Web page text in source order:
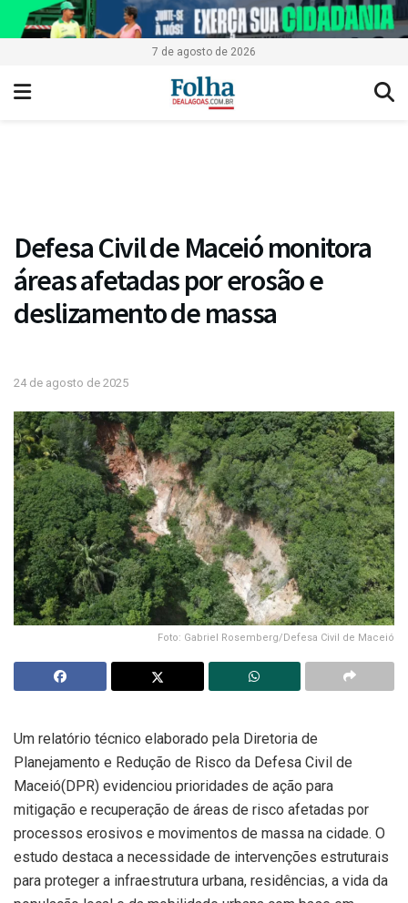
7 de agosto de 2026
Defesa Civil de Maceió monitora
áreas afetadas por erosão e
deslizamento de massa
24 de agosto de 2025
Foto: Gabriel Rosemberg/Defesa Civil de Maceió
Um relatório técnico elaborado pela Diretoria de
Planejamento e Redução de Risco da Defesa Civil de
Maceió(DPR) evidenciou prioridades de ação para
mitigação e recuperação de áreas de risco afetadas por
processos erosivos e movimentos de massa na cidade. O
estudo destaca a necessidade de intervenções estruturais
para proteger a infraestrutura urbana, residências, a vida da